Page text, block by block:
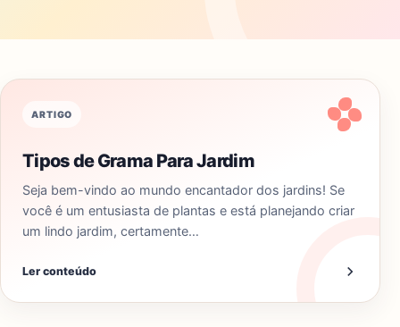
ARTIGO
Tipos de Grama Para Jardim
Seja bem-vindo ao mundo encantador dos jardins! Se
você é um entusiasta de plantas e está planejando criar
um lindo jardim, certamente…
Ler conteúdo